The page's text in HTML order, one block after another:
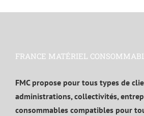
FRANCE MATÉRIEL
FMC propose pour tous types de
administrations, collectivités,
consommables compatibles pour